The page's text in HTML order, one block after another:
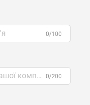
0/100
0/200